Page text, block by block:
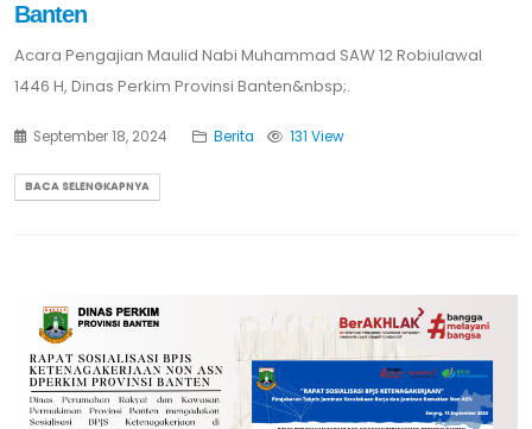
Banten
Acara Pengajian Maulid Nabi Muhammad SAW 12 Robiulawal
1446 H, Dinas Perkim Provinsi Banten&nbsp;.
September 18, 2024 Berita 131 View
BACA SELENGKAPNYA